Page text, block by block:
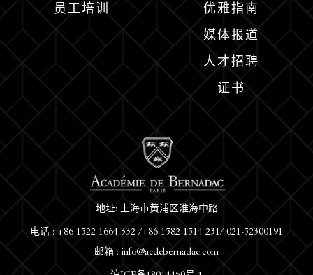
地址: 上海市黄浦区淮海中路
电话 : +86 1522 1664 332 /+86 1582 1514 231/ 021-52300191
邮箱 : info@acdebernadac.com
员工培训 优雅指南
媒体报道
人才招聘
证书